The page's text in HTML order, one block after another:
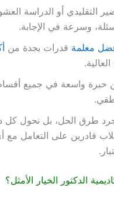
التقليدي أو الدراسة
وسرعة في الإجابة.
معلمة قدرات بجدة من
خبرة واسعة في جميع
طرق الحل، بل نحول كل
قادرين على التعامل
الدكتور الخيار الأمثل؟